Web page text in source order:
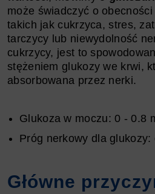
może świadczyć o
takich jak cukrzyca, stres,
tarczycy lub niewydolność
cukrzycy, jest to
stężeniem glukozy we krwi,
absorbowana przez nerki.
Glukoza w moczu: 0 - 0.8
Próg nerkowy dla glukozy:
Główne